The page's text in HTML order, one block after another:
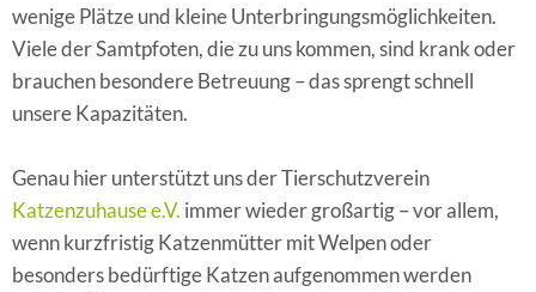
wenige Plätze und kleine Unterbringungsmöglichkeiten.
Viele der Samtpfoten, die zu uns kommen, sind krank oder
brauchen besondere Betreuung – das sprengt schnell
unsere Kapazitäten.
Genau hier unterstützt uns der Tierschutzverein
Katzenzuhause e.V. immer wieder großartig – vor allem,
wenn kurzfristig Katzenmütter mit Welpen oder
besonders bedürftige Katzen aufgenommen werden